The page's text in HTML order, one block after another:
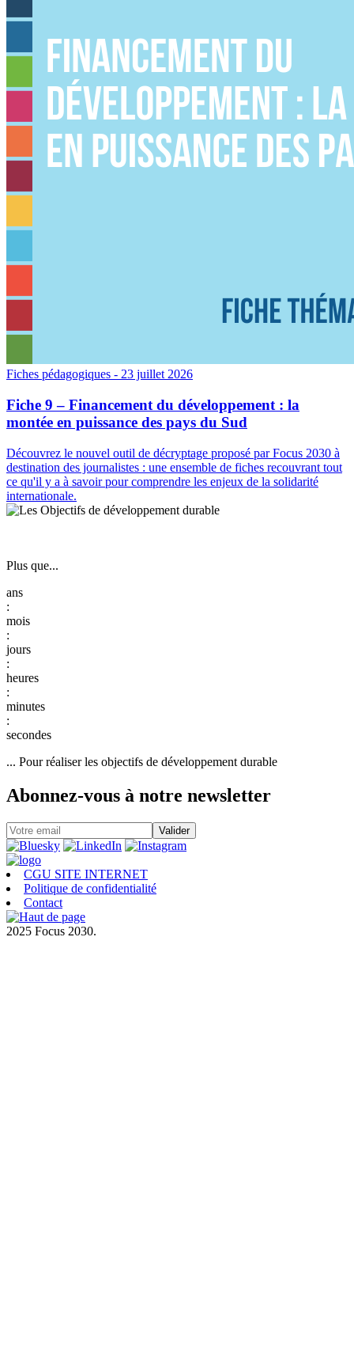
Fiches pédagogiques - 23 juillet 2026
Fiche 9 – Financement du développement : la
montée en puissance des pays du Sud
Découvrez le nouvel outil de décryptage proposé par Focus 2030 à
destination des journalistes : une ensemble de fiches recouvrant tout
ce qu'il y a à savoir pour comprendre les enjeux de la solidarité
internationale.
Plus que...
:
:
:
:
:
... Pour réaliser les objectifs de développement durable
Abonnez-vous à notre newsletter
CGU SITE INTERNET
Politique de confidentialité
Contact
2025 Focus 2030.